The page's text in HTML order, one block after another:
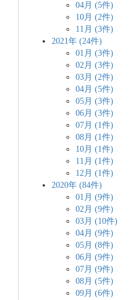
04月 (5件)
10月 (2件)
11月 (3件)
2021年 (24件)
01月 (3件)
02月 (3件)
03月 (2件)
04月 (5件)
05月 (3件)
06月 (3件)
07月 (1件)
08月 (1件)
10月 (1件)
11月 (1件)
12月 (1件)
2020年 (84件)
01月 (9件)
02月 (9件)
03月 (10件)
04月 (9件)
05月 (8件)
06月 (9件)
07月 (9件)
08月 (5件)
09月 (6件)